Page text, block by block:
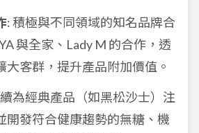
: 積極與不同領域的知名品牌合
與全家、Lady M 的合作，透
大客群，提升產品附加價值。
為經典產品（如黑松沙士）注
開發符合健康趨勢的無糖、機